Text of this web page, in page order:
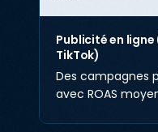
Publicité en
TikTok)
Des campagnes
avec ROAS